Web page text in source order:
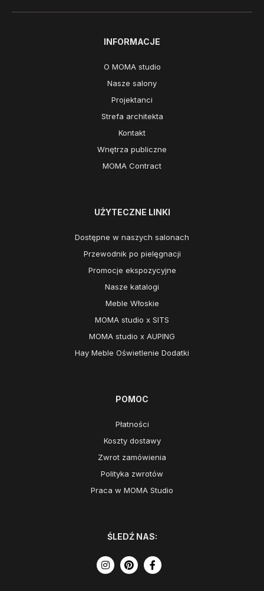
INFORMACJE
O MOMA studio
Nasze salony
Projektanci
Strefa architekta
Kontakt
Wnętrza publiczne
MOMA Contract
UŻYTECZNE LINKI
Dostępne w naszych salonach
Przewodnik po pielęgnacji
Promocje ekspozycyjne
Nasze katalogi
Meble Włoskie
MOMA studio x SITS
MOMA studio x AUPING
Hay Meble Oświetlenie Dodatki
POMOC
Płatności
Koszty dostawy
Zwrot zamówienia
Polityka zwrotów
Praca w MOMA Studio
ŚLEDŹ NAS: